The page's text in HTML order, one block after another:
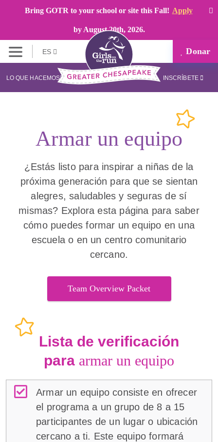
Bring GOTR to your school or site this Fall! Apply
by August 20th, 2026.
ES Donar
LO QUE HACEMOS INSCRÍBETE
Armar un equipo
¿Estás listo para inspirar a niñas de la
próxima generación para que se sientan
alegres, saludables y seguras de sí
mismas? Explora esta página para saber
cómo puedes formar un equipo en una
escuela o en un centro comunitario
cercano.
Team Overview Packet
Lista de verificación
para armar un equipo
Armar un equipo consiste en ofrecer
el programa a un grupo de 8 a 15
participantes de un lugar o ubicación
cercano a ti. Este equipo formará